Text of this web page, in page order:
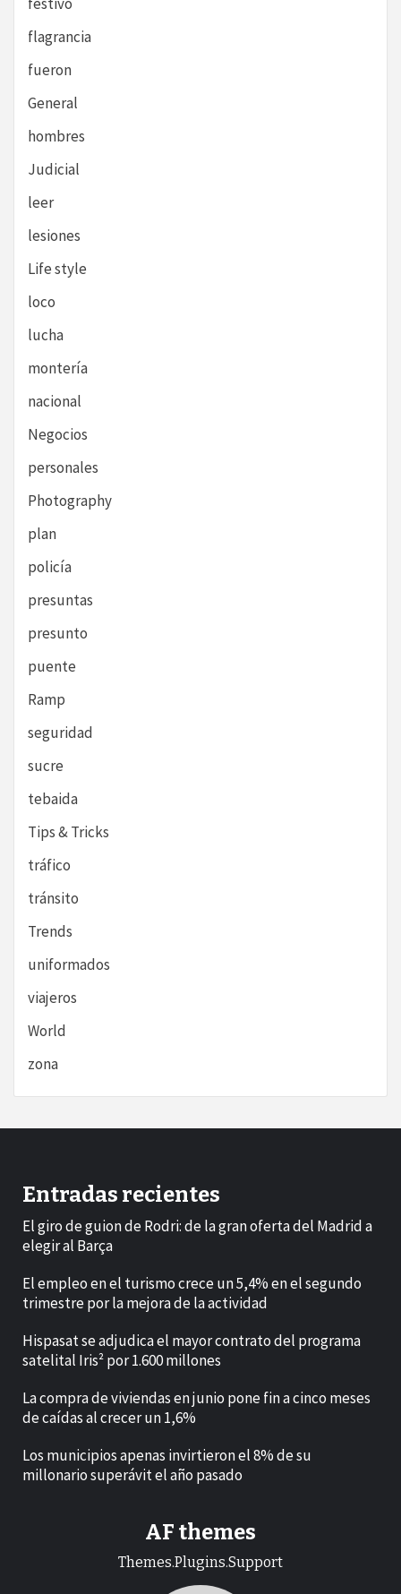
flagrancia
fueron
General
hombres
Judicial
leer
lesiones
Life style
loco
lucha
montería
nacional
Negocios
personales
Photography
plan
policía
presuntas
presunto
puente
Ramp
seguridad
sucre
tebaida
Tips & Tricks
tráfico
tránsito
Trends
uniformados
viajeros
World
zona
Entradas recientes
El giro de guion de Rodri: de la gran oferta del Madrid a
elegir al Barça
El empleo en el turismo crece un 5,4% en el segundo
trimestre por la mejora de la actividad
Hispasat se adjudica el mayor contrato del programa
satelital Iris² por 1.600 millones
La compra de viviendas en junio pone fin a cinco meses
de caídas al crecer un 1,6%
Los municipios apenas invirtieron el 8% de su
millonario superávit el año pasado
AF themes
Themes.Plugins.Support